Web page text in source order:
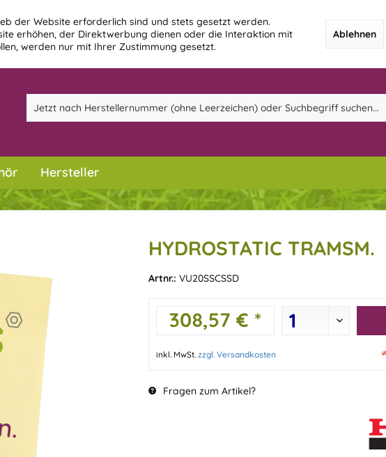
der Website erforderlich sind und stets gesetzt werden.
erhöhen, der Direktwerbung dienen oder die Interaktion mit
werden nur mit Ihrer Zustimmung gesetzt.
Ablehnen
Hersteller
HYDROSTATIC TRAMSM.
Artnr.: VU20SSCSSD
308,57 € *
inkl. MwSt. zzgl. Versandkosten
Fragen zum Artikel?